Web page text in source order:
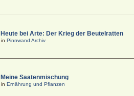
Heute bei Arte: Der Krieg der Beutelratten
inPinnwand Archiv
Meine Saatenmischung
inErnährung und Pflanzen